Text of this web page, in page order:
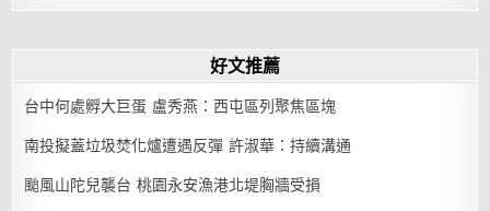
好文推薦
台中何處孵大巨蛋 盧秀燕：西屯區列聚焦區塊
南投擬蓋垃圾焚化爐遭遇反彈 許淑華：持續溝通
颱風山陀兒襲台 桃園永安漁港北堤胸牆受損